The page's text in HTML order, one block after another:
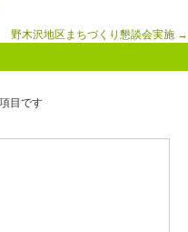
野木沢地区まちづくり懇談会実施 →
目です